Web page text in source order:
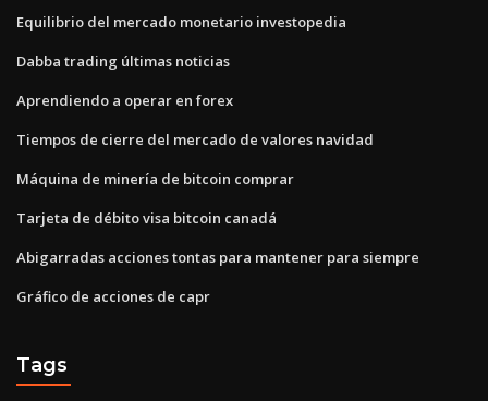
Equilibrio del mercado monetario investopedia
Dabba trading últimas noticias
Aprendiendo a operar en forex
Tiempos de cierre del mercado de valores navidad
Máquina de minería de bitcoin comprar
Tarjeta de débito visa bitcoin canadá
Abigarradas acciones tontas para mantener para siempre
Gráfico de acciones de capr
Tags